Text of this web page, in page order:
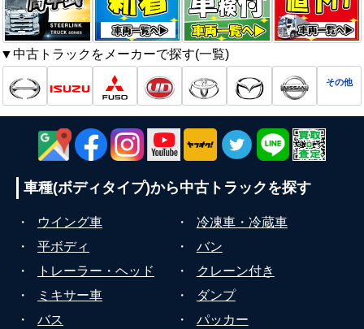
▼中古トラックをメーカーで探す(一覧)
その他
車種(ボディタイプ)から中古トラックを探す
・ ウイング車 ・
冷凍車・冷蔵車
・
平ボディ ・
バン
・
トレーラー・ヘッド ・
クレーン付き
・
ミキサー車 ・
ダンプ
・
バス ・ パッカー